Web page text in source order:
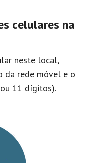
celulares na
neste local,
da rede móvel e o
11 dígitos).